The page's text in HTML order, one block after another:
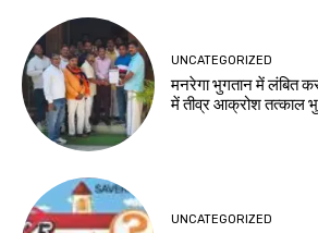
UNCATEGORIZED
मनरेगा भुगतान में लंबित
में तीव्र आक्रोश तत्काल
UNCATEGORIZED